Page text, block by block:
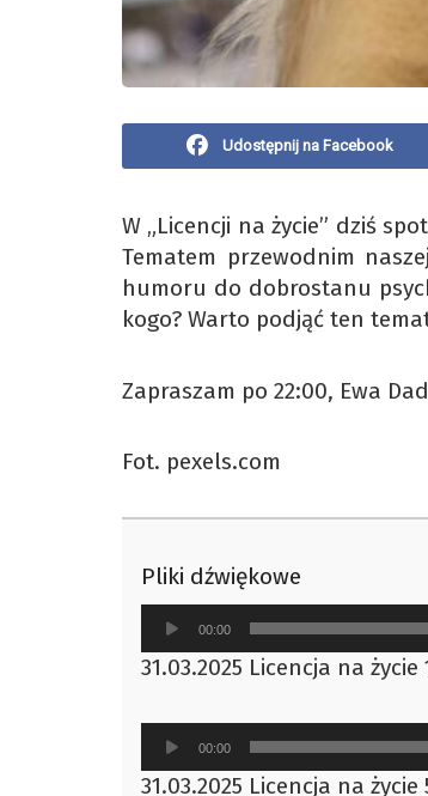
Udostępnij na Facebook
W „Licencji na życie” dziś
Tematem przewodnim
humoru do dobrostanu
kogo? Warto podjąć ten
Zapraszam po 22:00, Ewa
Fot. pexels.com
Pliki dźwiękowe
Odtwarzacz
plików
dźwiękowych
00:00
31.03.2025 Licencja na życie
Odtwarzacz
plików
00:00
31.03.2025 Licencja na życie